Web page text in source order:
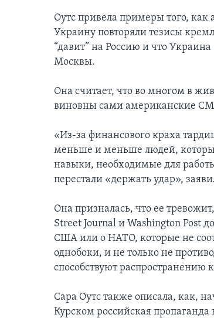
Оутс привела примеры того,
Украину повторяли тезисы
“давит” на Россию и что
Москвы.
Она считает, что во многом в
виновны сами американские
«Из-за финансового краха
меньше и меньше людей,
навыки, необходимые для
перестали «держать удар»,
Она призналась, что ее
Street Journal и Washington Post
США или о НАТО, которые не
однобоки, и не только не
способствуют распространению
Сара Оутс также описала, как,
Курском российская пропаганда